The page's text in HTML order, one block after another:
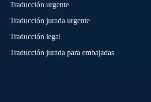
Traducción urgente
Traducción jurada urgente
Traducción legal
Traducción jurada para embajadas